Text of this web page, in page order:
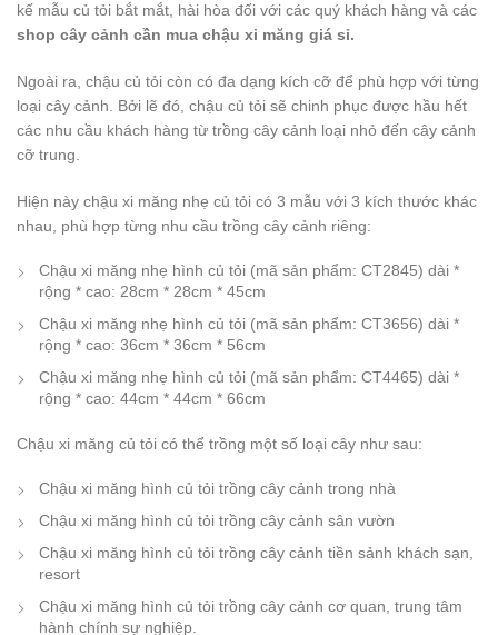
kế mẫu củ tỏi bắt mắt, hài hòa đối với các quý khách hàng và các
shop cây cảnh cần mua chậu xi măng giá sỉ.
Ngoài ra, chậu củ tỏi còn có đa dạng kích cỡ để phù hợp với từng
loại cây cảnh. Bởi lẽ đó, chậu củ tỏi sẽ chinh phục được hầu hết
các nhu cầu khách hàng từ trồng cây cảnh loại nhỏ đến cây cảnh
cỡ trung.
Hiện này chậu xi măng nhẹ củ tỏi có 3 mẫu với 3 kích thước khác
nhau, phù hợp từng nhu cầu trồng cây cảnh riêng:
Chậu xi măng nhẹ hình củ tỏi (mã sản phẩm: CT2845) dài *
rộng * cao: 28cm * 28cm * 45cm
Chậu xi măng nhẹ hình củ tỏi (mã sản phẩm: CT3656) dài *
rộng * cao: 36cm * 36cm * 56cm
Chậu xi măng nhẹ hình củ tỏi (mã sản phẩm: CT4465) dài *
rộng * cao: 44cm * 44cm * 66cm
Chậu xi măng củ tỏi có thể trồng một số loại cây như sau:
Chậu xi măng hình củ tỏi trồng cây cảnh trong nhà
Chậu xi măng hình củ tỏi trồng cây cảnh sân vườn
Chậu xi măng hình củ tỏi trồng cây cảnh tiền sảnh khách sạn,
resort
Chậu xi măng hình củ tỏi trồng cây cảnh cơ quan, trung tâm
hành chính sự nghiệp.